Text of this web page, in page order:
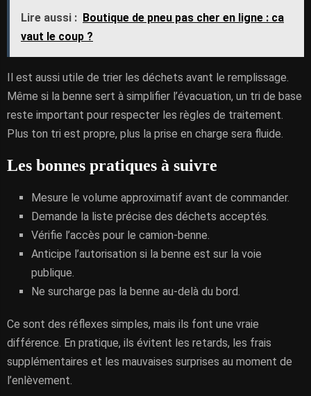
Lire aussi : Boutique de pneu pas cher en ligne : ca
vaut le coup ?
Il est aussi utile de trier les déchets avant le remplissage.
Même si la benne sert à simplifier l’évacuation, un tri de base
reste important pour respecter les règles de traitement.
Plus ton tri est propre, plus la prise en charge sera fluide.
Les bonnes pratiques à suivre
Mesure le volume approximatif avant de commander.
Demande la liste précise des déchets acceptés.
Vérifie l’accès pour le camion-benne.
Anticipe l’autorisation si la benne est sur la voie
publique.
Ne surcharge pas la benne au-delà du bord.
Ce sont des réflexes simples, mais ils font une vraie
différence. En pratique, ils évitent les retards, les frais
supplémentaires et les mauvaises surprises au moment de
l’enlèvement.